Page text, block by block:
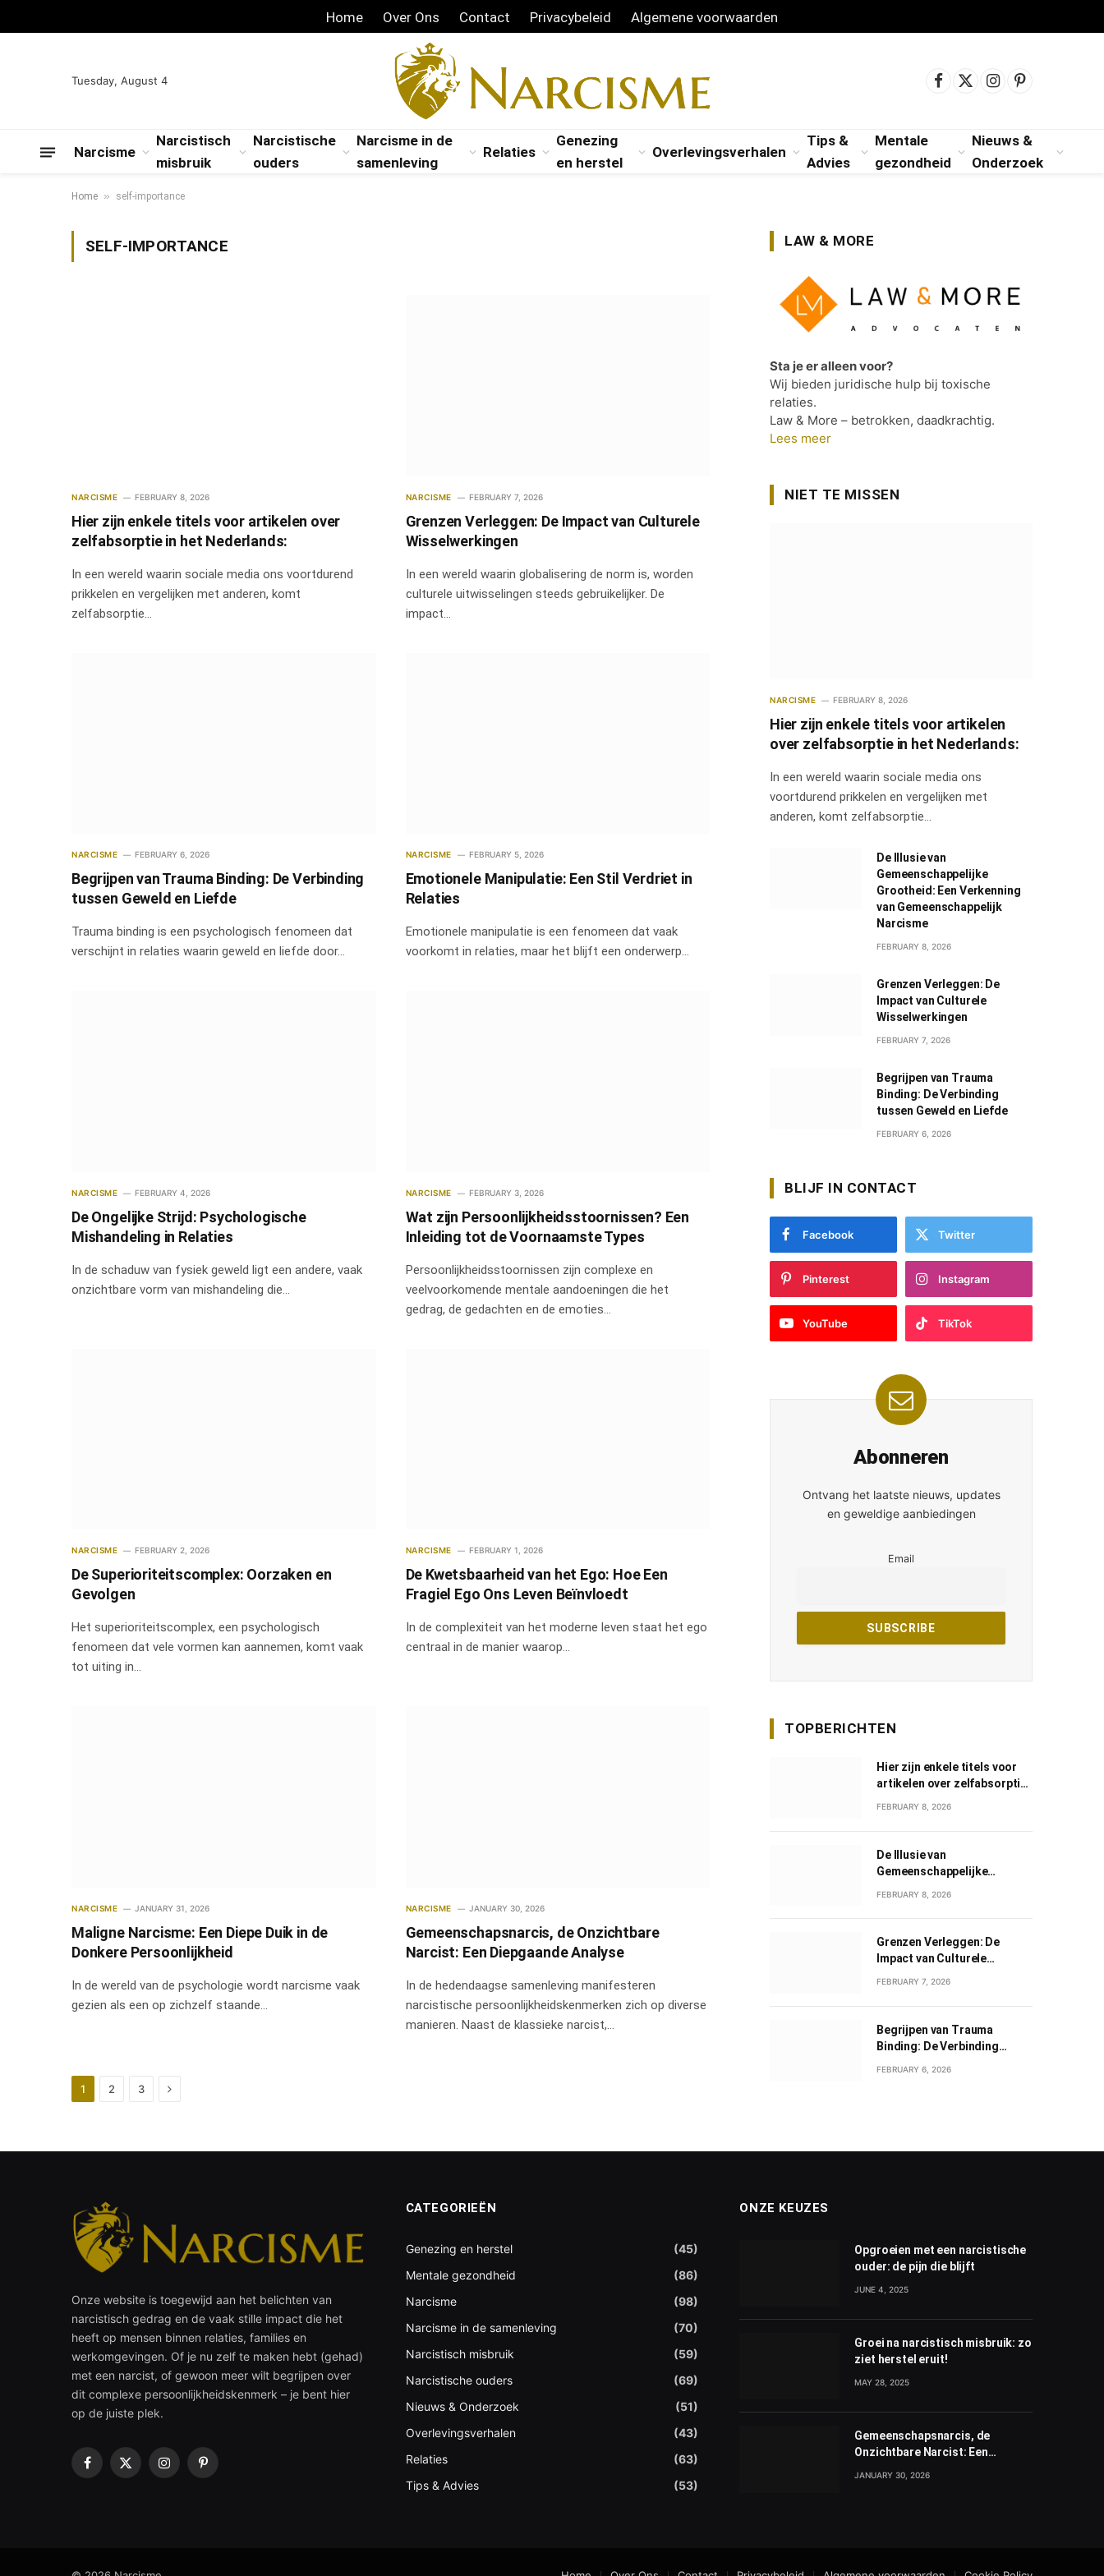
Home Over Ons Contact Privacybeleid Algemene voorwaarden
Tuesday, August 4
Facebook
X
InstagramPinterest
Narcisme
Narcistisch
misbruik
Narcistische
ouders
Narcisme in de
samenleving
Relaties
Genezing
en herstel
Overlevingsverhalen
Tips &
Advies
Mentale
gezondheid
Nieuws &
Onderzoek
Home » self-importance
SELF-IMPORTANCE
NARCISME FEBRUARY 8, 2026
Hier zijn enkele titels voor artikelen over
zelfabsorptie in het Nederlands:
In een wereld waarin sociale media ons voortdurend
prikkelen en vergelijken met anderen, komt
zelfabsorptie…
NARCISME FEBRUARY 7, 2026
Grenzen Verleggen: De Impact van Culturele
Wisselwerkingen
In een wereld waarin globalisering de norm is, worden
culturele uitwisselingen steeds gebruikelijker. De
impact…
NARCISME FEBRUARY 6, 2026
Begrijpen van Trauma Binding: De Verbinding
tussen Geweld en Liefde
Trauma binding is een psychologisch fenomeen dat
verschijnt in relaties waarin geweld en liefde door…
NARCISME FEBRUARY 5, 2026
Emotionele Manipulatie: Een Stil Verdriet in
Relaties
Emotionele manipulatie is een fenomeen dat vaak
voorkomt in relaties, maar het blijft een onderwerp…
NARCISME FEBRUARY 4, 2026
De Ongelijke Strijd: Psychologische
Mishandeling in Relaties
In de schaduw van fysiek geweld ligt een andere, vaak
onzichtbare vorm van mishandeling die…
NARCISME FEBRUARY 3, 2026
Wat zijn Persoonlijkheidsstoornissen? Een
Inleiding tot de Voornaamste Types
Persoonlijkheidsstoornissen zijn complexe en
veelvoorkomende mentale aandoeningen die het
gedrag, de gedachten en de emoties…
NARCISME FEBRUARY 2, 2026
De Superioriteitscomplex: Oorzaken en
Gevolgen
Het superioriteitscomplex, een psychologisch
fenomeen dat vele vormen kan aannemen, komt vaak
tot uiting in…
NARCISME FEBRUARY 1, 2026
De Kwetsbaarheid van het Ego: Hoe Een
Fragiel Ego Ons Leven Beïnvloedt
In de complexiteit van het moderne leven staat het ego
centraal in de manier waarop…
NARCISME JANUARY 31, 2026
Maligne Narcisme: Een Diepe Duik in de
Donkere Persoonlijkheid
In de wereld van de psychologie wordt narcisme vaak
gezien als een op zichzelf staande…
NARCISME JANUARY 30, 2026
Gemeenschapsnarcis, de Onzichtbare
Narcist: Een Diepgaande Analyse
In de hedendaagse samenleving manifesteren
narcistische persoonlijkheidskenmerken zich op diverse
manieren. Naast de klassieke narcist,…
1 2 3 Next
LAW & MORE
Sta je er alleen voor?
Wij bieden juridische hulp bij toxische
relaties.
Law & More – betrokken, daadkrachtig.
Lees meer
NIET TE MISSEN
NARCISME FEBRUARY 8, 2026
Hier zijn enkele titels voor artikelen
over zelfabsorptie in het Nederlands:
In een wereld waarin sociale media ons
voortdurend prikkelen en vergelijken met
anderen, komt zelfabsorptie…
De Illusie van
Gemeenschappelijke
Grootheid: Een Verkenning
van Gemeenschappelijk
Narcisme
FEBRUARY 8, 2026
Grenzen Verleggen: De
Impact van Culturele
Wisselwerkingen
FEBRUARY 7, 2026
Begrijpen van Trauma
Binding: De Verbinding
tussen Geweld en Liefde
FEBRUARY 6, 2026
BLIJF IN CONTACT
Facebook Twitter
Pinterest Instagram
YouTube TikTok
Abonneren
Ontvang het laatste nieuws, updates
en geweldige aanbiedingen
Email
TOPBERICHTEN
Hier zijn enkele titels voor
artikelen over zelfabsorptie
FEBRUARY 8, 2026
De Illusie van
Gemeenschappelijke
FEBRUARY 8, 2026
Grenzen Verleggen: De
Impact van Culturele
Wisselwerkingen
FEBRUARY 7, 2026
Begrijpen van Trauma
Binding: De Verbinding
FEBRUARY 6, 2026
Onze website is toegewijd aan het belichten van
narcistisch gedrag en de vaak stille impact die het
heeft op mensen binnen relaties, families en
werkomgevingen. Of je nu zelf te maken hebt (gehad)
met een narcist, of gewoon meer wilt begrijpen over
dit complexe persoonlijkheidskenmerk – je bent hier
op de juiste plek.
Facebook
X
InstagramPinterest
CATEGORIEËN
Genezing en herstel
(45)
Mentale gezondheid
(86)
Narcisme
(98)
Narcisme in de samenleving
(70)
Narcistisch misbruik
(59)
Narcistische ouders
(69)
Nieuws & Onderzoek
(51)
Overlevingsverhalen
(43)
Relaties
(63)
Tips & Advies
(53)
ONZE KEUZES
Opgroeien met een narcistische
ouder: de pijn die blijft
JUNE 4, 2025
Groei na narcistisch misbruik: zo
ziet herstel eruit!
MAY 28, 2025
Gemeenschapsnarcis, de
Onzichtbare Narcist: Een
Diepgaande Analyse
JANUARY 30, 2026